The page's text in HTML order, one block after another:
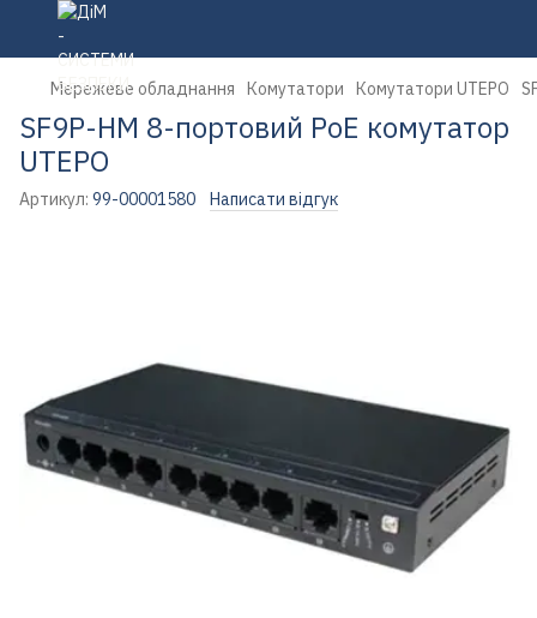
Мережеве обладнання Комутатори Комутатори UTEPO
SF9P-HM 8-портовий PoE комутатор
UTEPO
Артикул: 99-00001580 Написати відгук